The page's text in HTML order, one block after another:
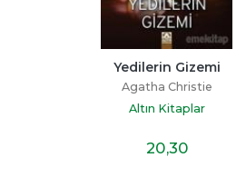
Yedilerin Gizemi
Agatha Christie
Altın Kitaplar
20,30